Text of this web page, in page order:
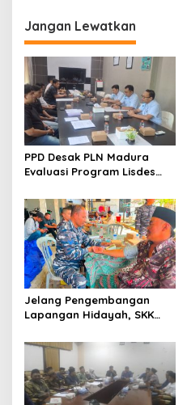
Jangan Lewatkan
PPD Desak PLN Madura
Evaluasi Program Lisdes
Jelang Pengembangan
Lapangan Hidayah, SKK
Perkuat Sinergi dengan
Nelayan Sampang